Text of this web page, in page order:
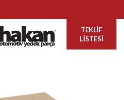
TEKLIF
LISTESI